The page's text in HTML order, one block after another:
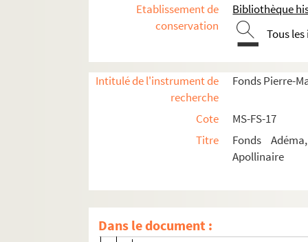
Etablissement de
conservation
Bibliothèque
Tous
Intitulé de l'instrument de
recherche
Fonds Pierre-
Cote
MS-FS-17
Titre
Fonds
Apollinaire
Dans le document :
Pierre-Marcel Adéma
4-MS-FS-17-1302. Listes des
4-MS-FS-17-1386. Don de sa
Fichier de travail concernant